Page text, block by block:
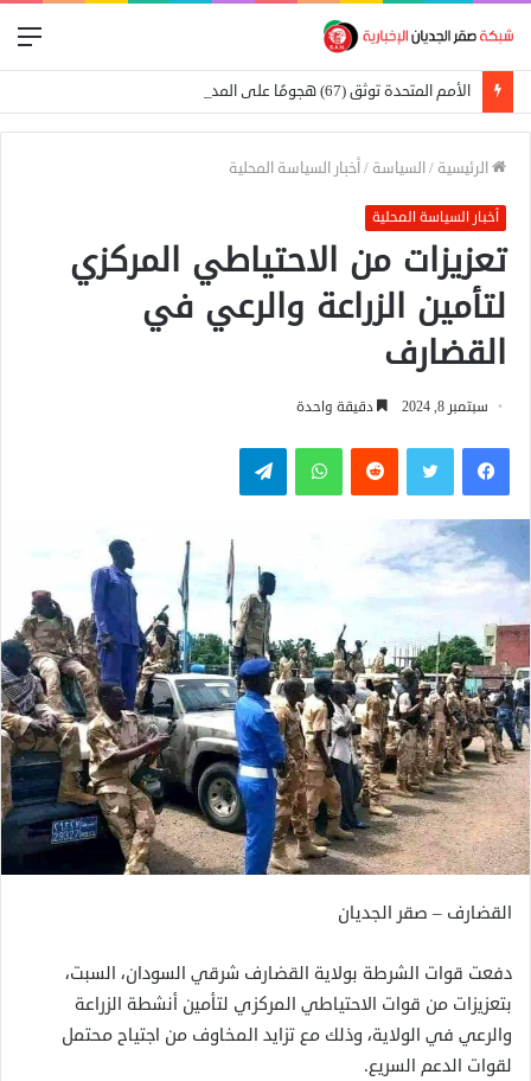
الأمم المتحدة توثق (67) هجومًا على المدارس في السودان
الرئيسية /السياسة /أخبار السياسة المحلية
أخبار السياسة المحلية
تعزيزات من الاحتياطي المركزي
لتأمين الزراعة والرعي في
القضارف
سبتمبر 8, 2024 دقيقة واحدة
فيسبوكتويتر واتساب تيلقرام
القضارف – صقر الجديان
دفعت قوات الشرطة بولاية القضارف شرقي السودان، السبت،
بتعزيزات من قوات الاحتياطي المركزي لتأمين أنشطة الزراعة
والرعي في الولاية، وذلك مع تزايد المخاوف من اجتياح محتمل
لقوات الدعم السريع.